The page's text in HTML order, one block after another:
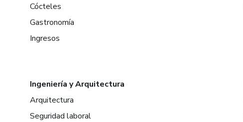
Cócteles
Gastronomía
Ingresos
Ingeniería y Arquitectura
Arquitectura
Seguridad laboral